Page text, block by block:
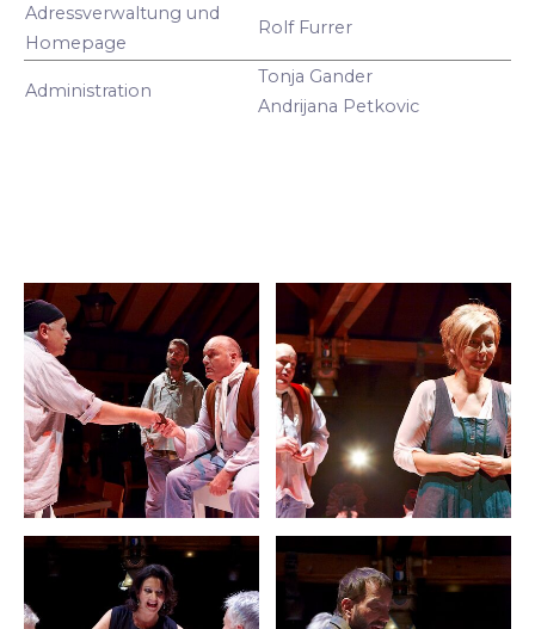
Adressverwaltung und
Homepage
Rolf Furrer
Administration
Tonja Gander
Andrijana Petkovic